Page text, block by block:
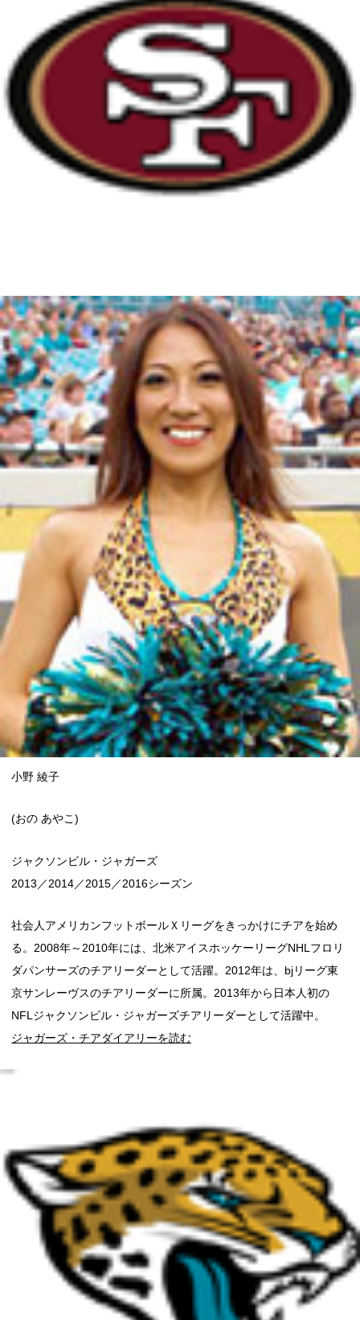
小野 綾子
(おの あやこ)
ジャクソンビル・ジャガーズ
2013／2014／2015／2016シーズン
社会人アメリカンフットボールＸリーグをきっかけにチアを始め
る。2008年～2010年には、北米アイスホッケーリーグNHLフロリ
ダパンサーズのチアリーダーとして活躍。2012年は、bjリーグ東
京サンレーヴスのチアリーダーに所属。2013年から日本人初の
NFLジャクソンビル・ジャガーズチアリーダーとして活躍中。
ジャガーズ・チアダイアリーを読む